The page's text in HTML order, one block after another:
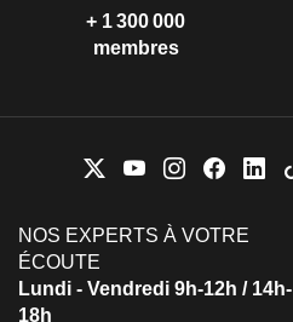
+ 1 300 000
membres
NOS EXPERTS À VOTRE
ÉCOUTE
Lundi - Vendredi 9h-12h / 14h-
18h